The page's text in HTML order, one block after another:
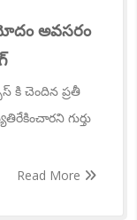
అవసరం
కి చెందిన ప్రతీ
గుర్తు
Read More